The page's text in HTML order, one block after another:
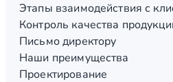
Этапы взаимодействия с
Контроль качества
Письмо директору
Наши преимущества
Проектирование